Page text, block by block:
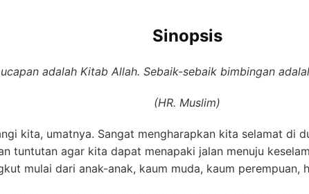
Sinopsis
adalah Kitab Allah. Sebaik-sebaik bimbingan
(HR. Muslim)
kita, umatnya. Sangat mengharapkan kita selamat di
tuntutan agar kita dapat menapaki jalan menuju
mulai dari anak-anak, kaum muda, kaum perempuan,